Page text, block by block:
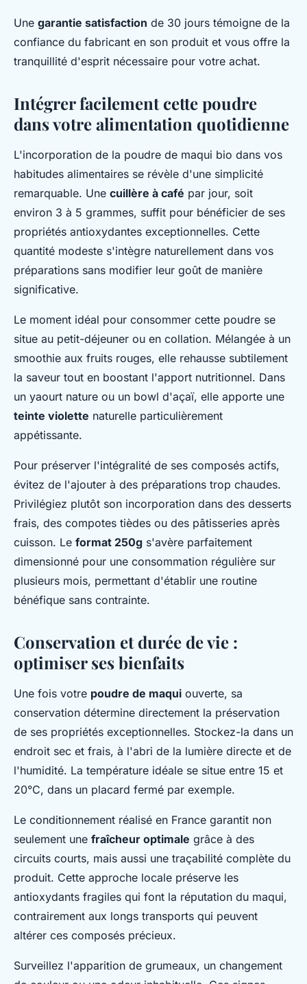
Une garantie satisfaction de 30 jours témoigne de la
confiance du fabricant en son produit et vous offre la
tranquillité d'esprit nécessaire pour votre achat.
Intégrer facilement cette poudre
dans votre alimentation quotidienne
L'incorporation de la poudre de maqui bio dans vos
habitudes alimentaires se révèle d'une simplicité
remarquable. Une cuillère à café par jour, soit
environ 3 à 5 grammes, suffit pour bénéficier de ses
propriétés antioxydantes exceptionnelles. Cette
quantité modeste s'intègre naturellement dans vos
préparations sans modifier leur goût de manière
significative.
Le moment idéal pour consommer cette poudre se
situe au petit-déjeuner ou en collation. Mélangée à un
smoothie aux fruits rouges, elle rehausse subtilement
la saveur tout en boostant l'apport nutritionnel. Dans
un yaourt nature ou un bowl d'açaï, elle apporte une
teinte violette naturelle particulièrement
appétissante.
Pour préserver l'intégralité de ses composés actifs,
évitez de l'ajouter à des préparations trop chaudes.
Privilégiez plutôt son incorporation dans des desserts
frais, des compotes tièdes ou des pâtisseries après
cuisson. Le format 250g s'avère parfaitement
dimensionné pour une consommation régulière sur
plusieurs mois, permettant d'établir une routine
bénéfique sans contrainte.
Conservation et durée de vie :
optimiser ses bienfaits
Une fois votre poudre de maqui ouverte, sa
conservation détermine directement la préservation
de ses propriétés exceptionnelles. Stockez-la dans un
endroit sec et frais, à l'abri de la lumière directe et de
l'humidité. La température idéale se situe entre 15 et
20°C, dans un placard fermé par exemple.
Le conditionnement réalisé en France garantit non
seulement une fraîcheur optimale grâce à des
circuits courts, mais aussi une traçabilité complète du
produit. Cette approche locale préserve les
antioxydants fragiles qui font la réputation du maqui,
contrairement aux longs transports qui peuvent
altérer ces composés précieux.
Surveillez l'apparition de grumeaux, un changement